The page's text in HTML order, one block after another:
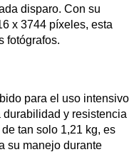
disparo. Con su
x 3744 píxeles, esta
fotógrafos.
para el uso intensivo
y resistencia
tan solo 1,21 kg, es
su manejo durante